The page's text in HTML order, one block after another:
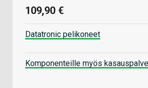
109,90 €
Datatronic pelikoneet
Komponenteille myös